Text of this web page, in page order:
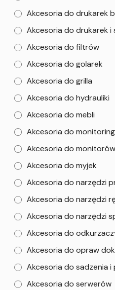
Akcesoria do drukarek
Akcesoria do drukarek i
Akcesoria do filtrów
Akcesoria do golarek
Akcesoria do grilla
Akcesoria do hydrauliki
Akcesoria do mebli
Akcesoria do
Akcesoria do monitorów
Akcesoria do myjek
Akcesoria do narzędzi
Akcesoria do narzędzi
Akcesoria do narzędzi
Akcesoria do
Akcesoria do opraw
Akcesoria do sadzenia i
Akcesoria do serwerów